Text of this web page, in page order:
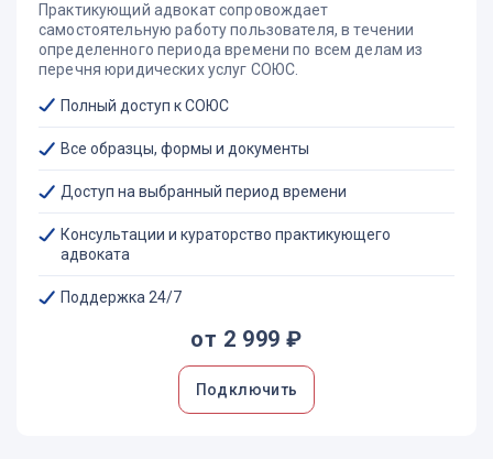
Практикующий адвокат сопровождает
самостоятельную работу пользователя, в течении
определенного периода времени по всем делам из
перечня юридических услуг СОЮС.
Полный доступ к СОЮС
Все образцы, формы и документы
Доступ на выбранный период времени
Консультации и кураторство практикующего
адвоката
Поддержка 24/7
от 2 999 ₽
Подключить